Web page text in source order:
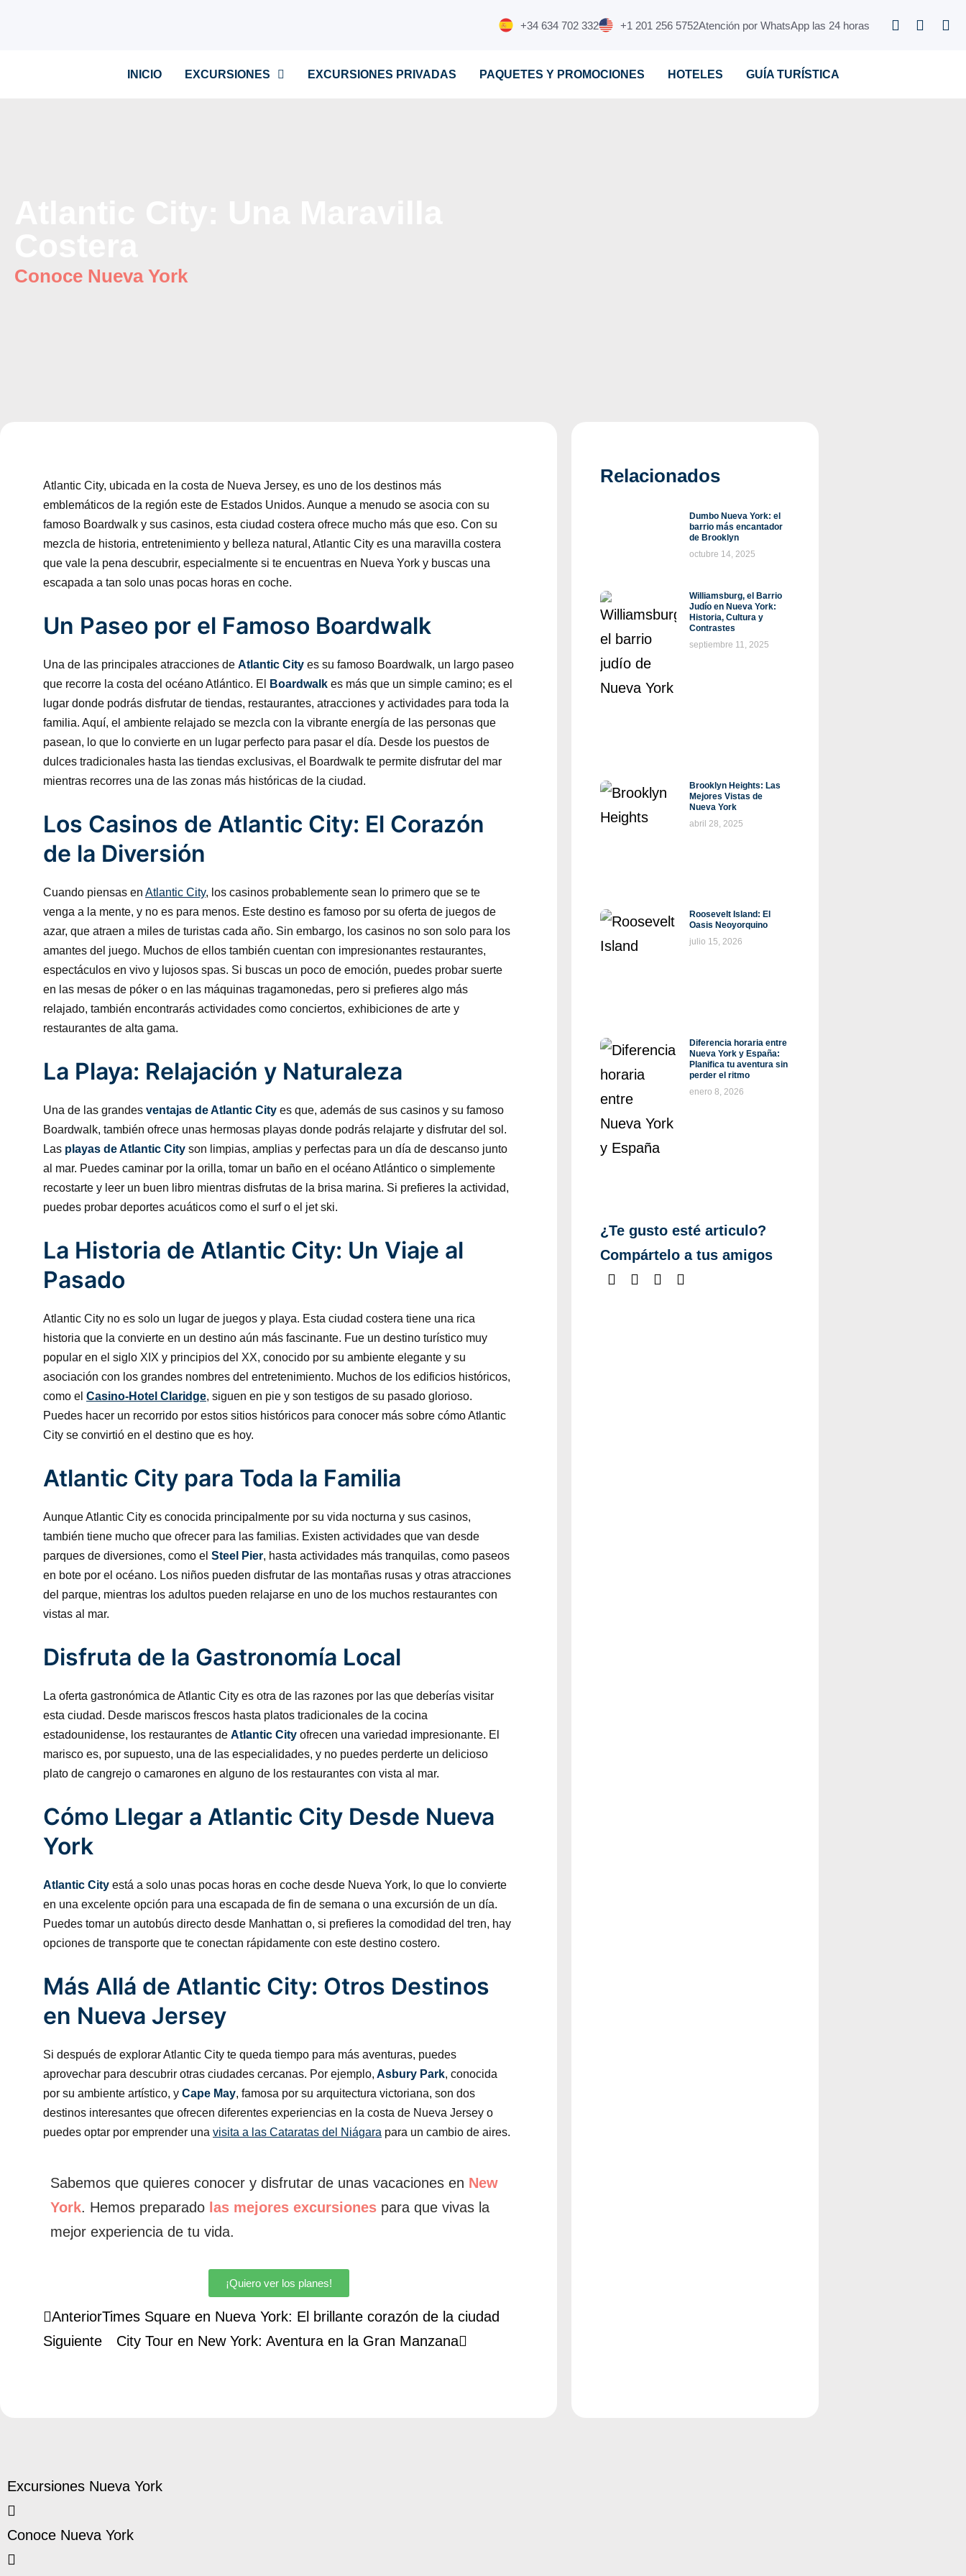
+34 634 702 332 +1 201 256 5752Atención por WhatsApp las 24 horas
INICIO EXCURSIONES EXCURSIONES PRIVADAS PAQUETES Y PROMOCIONES HOTELES GUÍA TURÍSTICA
Conoce Nueva York
Atlantic City, ubicada en la costa de Nueva Jersey, es uno de los destinos más
emblemáticos de la región este de Estados Unidos. Aunque a menudo se asocia con su
famoso Boardwalk y sus casinos, esta ciudad costera ofrece mucho más que eso. Con su
mezcla de historia, entretenimiento y belleza natural, Atlantic City es una maravilla costera
que vale la pena descubrir, especialmente si te encuentras en Nueva York y buscas una
escapada a tan solo unas pocas horas en coche.
Un Paseo por el Famoso Boardwalk
Una de las principales atracciones de Atlantic City es su famoso Boardwalk, un largo paseo
que recorre la costa del océano Atlántico. El
Boardwalk es más que un simple camino; es el
lugar donde podrás disfrutar de tiendas, restaurantes, atracciones y actividades para toda la
familia. Aquí, el ambiente relajado se mezcla con la vibrante energía de las personas que
pasean, lo que lo convierte en un lugar perfecto para pasar el día. Desde los puestos de
dulces tradicionales hasta las tiendas exclusivas, el Boardwalk te permite disfrutar del mar
mientras recorres una de las zonas más históricas de la ciudad.
Los Casinos de Atlantic City: El Corazón
de la Diversión
Cuando piensas en Atlantic City, los casinos probablemente sean lo primero que se te
venga a la mente, y no es para menos. Este destino es famoso por su oferta de juegos de
azar, que atraen a miles de turistas cada año. Sin embargo, los casinos no son solo para los
amantes del juego. Muchos de ellos también cuentan con impresionantes restaurantes,
espectáculos en vivo y lujosos spas. Si buscas un poco de emoción, puedes probar suerte
en las mesas de póker o en las máquinas tragamonedas, pero si prefieres algo más
relajado, también encontrarás actividades como conciertos, exhibiciones de arte y
restaurantes de alta gama.
La Playa: Relajación y Naturaleza
Una de las grandes ventajas de Atlantic City es que, además de sus casinos y su famoso
Boardwalk, también ofrece unas hermosas playas donde podrás relajarte y disfrutar del sol.
Las playas de Atlantic City son limpias, amplias y perfectas para un día de descanso junto
al mar. Puedes caminar por la orilla, tomar un baño en el océano Atlántico o simplemente
recostarte y leer un buen libro mientras disfrutas de la brisa marina. Si prefieres la actividad,
puedes probar deportes acuáticos como el surf o el jet ski.
La Historia de Atlantic City: Un Viaje al
Pasado
Atlantic City no es solo un lugar de juegos y playa. Esta ciudad costera tiene una rica
historia que la convierte en un destino aún más fascinante. Fue un destino turístico muy
popular en el siglo XIX y principios del XX, conocido por su ambiente elegante y su
asociación con los grandes nombres del entretenimiento. Muchos de los edificios históricos,
como el Casino-Hotel Claridge, siguen en pie y son testigos de su pasado glorioso.
Puedes hacer un recorrido por estos sitios históricos para conocer más sobre cómo Atlantic
City se convirtió en el destino que es hoy.
Atlantic City para Toda la Familia
Aunque Atlantic City es conocida principalmente por su vida nocturna y sus casinos,
también tiene mucho que ofrecer para las familias. Existen actividades que van desde
parques de diversiones, como el Steel Pier, hasta actividades más tranquilas, como paseos
en bote por el océano. Los niños pueden disfrutar de las montañas rusas y otras atracciones
del parque, mientras los adultos pueden relajarse en uno de los muchos restaurantes con
vistas al mar.
Disfruta de la Gastronomía Local
La oferta gastronómica de Atlantic City es otra de las razones por las que deberías visitar
esta ciudad. Desde mariscos frescos hasta platos tradicionales de la cocina
estadounidense, los restaurantes de Atlantic City ofrecen una variedad impresionante. El
marisco es, por supuesto, una de las especialidades, y no puedes perderte un delicioso
plato de cangrejo o camarones en alguno de los restaurantes con vista al mar.
Cómo Llegar a Atlantic City Desde Nueva
York
Atlantic City está a solo unas pocas horas en coche desde Nueva York, lo que lo convierte
en una excelente opción para una escapada de fin de semana o una excursión de un día.
Puedes tomar un autobús directo desde Manhattan o, si prefieres la comodidad del tren, hay
opciones de transporte que te conectan rápidamente con este destino costero.
Más Allá de Atlantic City: Otros Destinos
en Nueva Jersey
Si después de explorar Atlantic City te queda tiempo para más aventuras, puedes
aprovechar para descubrir otras ciudades cercanas. Por ejemplo, Asbury Park, conocida
por su ambiente artístico, y Cape May, famosa por su arquitectura victoriana, son dos
destinos interesantes que ofrecen diferentes experiencias en la costa de Nueva Jersey o
puedes optar por emprender una visita a las Cataratas del Niágara para un cambio de aires.
Sabemos que quieres conocer y disfrutar de unas vacaciones en New
York. Hemos preparado las mejores excursiones para que vivas la
mejor experiencia de tu vida.
¡Quiero ver los planes!
AnteriorTimes Square en Nueva York: El brillante corazón de la ciudad
Siguiente
City Tour en New York: Aventura en la Gran Manzana
Relacionados
Dumbo Nueva York: el
barrio más encantador
de Brooklyn
octubre 14, 2025
Williamsburg, el Barrio
Judío en Nueva York:
Historia, Cultura y
Contrastes
septiembre 11, 2025
Brooklyn Heights: Las
Mejores Vistas de
Nueva York
abril 28, 2025
Roosevelt Island: El
Oasis Neoyorquino
julio 15, 2026
Diferencia horaria entre
Nueva York y España:
Planifica tu aventura sin
perder el ritmo
enero 8, 2026
¿Te gusto esté articulo?
Compártelo a tus amigos
Excursiones Nueva York
Conoce Nueva York